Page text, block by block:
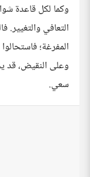
وكما لكل قاعدة
التعافي
المفرغة؛
وعلى النقيض، قد
سعي.